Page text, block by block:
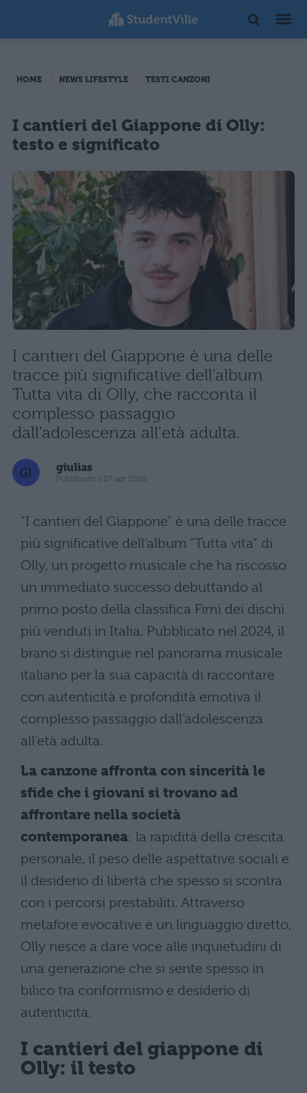
HOME NEWS LIFESTYLE TESTI CANZONI
I cantieri del Giappone di Olly:
testo e significato
I cantieri del Giappone è una delle
tracce più significative dell'album
Tutta vita di Olly, che racconta il
complesso passaggio
dall'adolescenza all'età adulta.
giulias
Pubblicato il 27 apr 2025
“I cantieri del Giappone” è una delle tracce
più significative dell’album “Tutta vita” di
Olly, un progetto musicale che ha riscosso
un immediato successo debuttando al
primo posto della classifica Fimi dei dischi
più venduti in Italia. Pubblicato nel 2024, il
brano si distingue nel panorama musicale
italiano per la sua capacità di raccontare
con autenticità e profondità emotiva il
complesso passaggio dall’adolescenza
all’età adulta.
La canzone affronta con sincerità le
sfide che i giovani si trovano ad
affrontare nella società
contemporanea: la rapidità della crescita
personale, il peso delle aspettative sociali e
il desiderio di libertà che spesso si scontra
con i percorsi prestabiliti. Attraverso
metafore evocative e un linguaggio diretto,
Olly riesce a dare voce alle inquietudini di
una generazione che si sente spesso in
bilico tra conformismo e desiderio di
autenticità.
I cantieri del giappone di
Olly: il testo